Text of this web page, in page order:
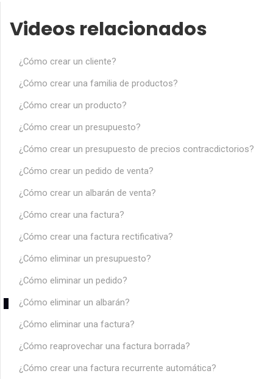
Videos relacionados
¿Cómo crear un cliente?
¿Cómo crear una familia de productos?
¿Cómo crear un producto?
¿Cómo crear un presupuesto?
¿Cómo crear un presupuesto de precios contracdictorios?
¿Cómo crear un pedido de venta?
¿Cómo crear un albarán de venta?
¿Cómo crear una factura?
¿Cómo crear una factura rectificativa?
¿Cómo eliminar un presupuesto?
¿Cómo eliminar un pedido?
¿Cómo eliminar un albarán?
¿Cómo eliminar una factura?
¿Cómo reaprovechar una factura borrada?
¿Cómo crear una factura recurrente automática?